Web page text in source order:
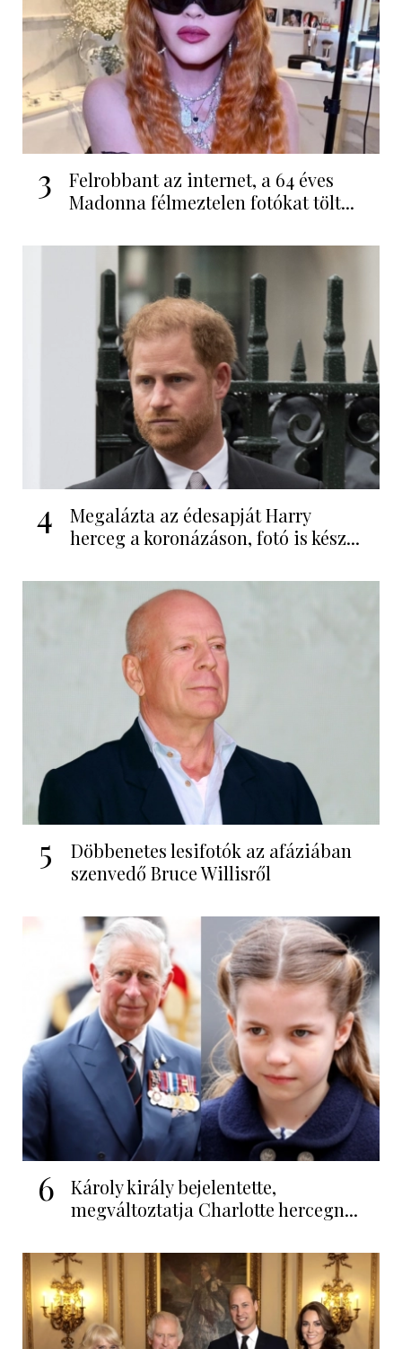
3
Felrobbant az internet, a 64 éves
Madonna félmeztelen fotókat tölt...
4
Megalázta az édesapját Harry
herceg a koronázáson, fotó is kész...
5
Döbbenetes lesifotók az afáziában
szenvedő Bruce Willisről
6
Károly király bejelentette,
megváltoztatja Charlotte hercegn...